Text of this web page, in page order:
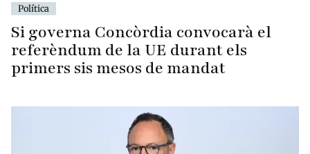
Política
Si governa Concòrdia convocarà el
referèndum de la UE durant els
primers sis mesos de mandat